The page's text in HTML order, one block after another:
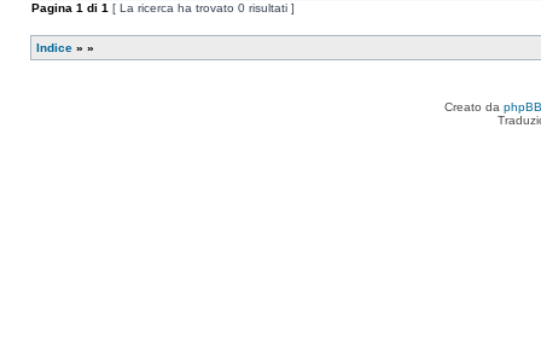
Pagina 1 di 1 [ La ricerca ha trovato 0 risultati ]
Indice » »
Creato da phpBB